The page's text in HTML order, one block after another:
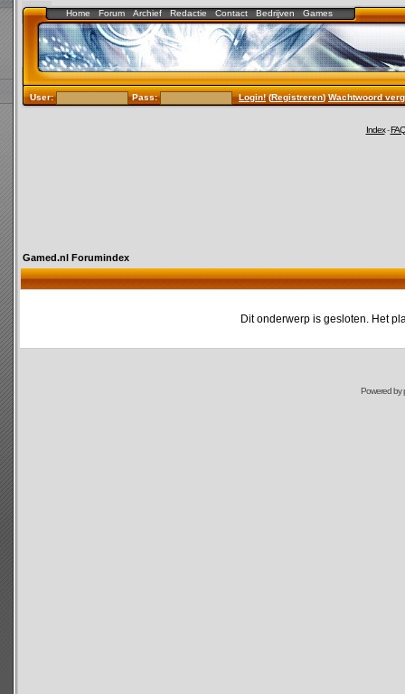
Home Forum Archief Redactie Contact Bedrijven Games
User: Pass: Login!(Registreren)Wachtwoord
Index-FAQ
Gamed.nl Forumindex
Dit onderwerp is gesloten. Het
Powered by